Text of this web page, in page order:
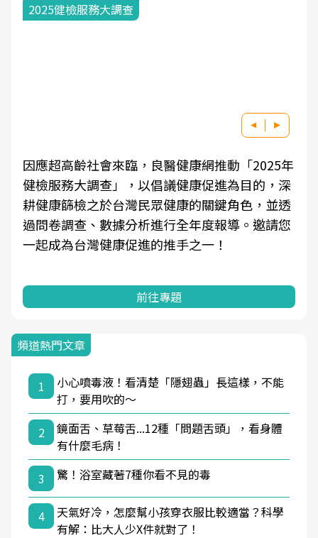
2025健檢服務大調查
因應超高齡社會來臨，良醫健康網推動「2025年
健檢服務大調查」，以倡議健康促進為目的，深
耕健康篩檢之於台灣民眾健康的關鍵角色，並透
過問卷調查、數據分析進行全年度報導。邀請您
一起成為台灣健康促進的推手之一！
前往專題
頻道熱門文章
1
小心噴毒液！看清楚「隱翅蟲」長這樣，不能
打，要用吹的～
2
鏡面舌、草莓舌...12種「問題舌頭」，看身體
有什麼毛病！
3
驚！浴室藏著7種你看不見的毒
4
天氣好冷，怎麼幫小孩穿衣服比較適當？科學
有解：比大人少X件就對了！